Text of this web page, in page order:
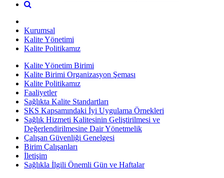
Kurumsal
Kalite Yönetimi
Kalite Politikamız
Kalite Yönetim Birimi
Kalite Birimi Organizasyon Şeması
Kalite Politikamız
Faaliyetler
Sağlıkta Kalite Standartları
SKS Kapsamındaki İyi Uygulama Örnekleri
Sağlık Hizmeti Kalitesinin Geliştirilmesi ve
Değerlendirilmesine Dair Yönetmelik
Çalışan Güvenliği Genelgesi
Birim Çalışanları
İletişim
Sağlıkla İlgili Önemli Gün ve Haftalar